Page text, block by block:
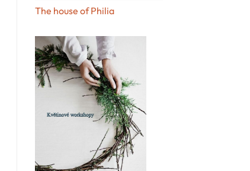
The house of Philia